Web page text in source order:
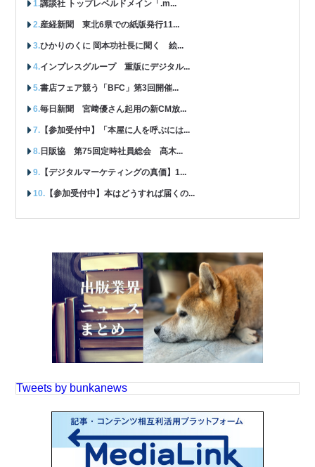
講談社 トップレベルドメイン「.m...
産経新聞 東北6県での紙版発行11...
ひかりのくに 岡本功社長に聞く 絵...
インプレスグループ 重版にデジタル...
書店フェア競う「BFC」第3回開催...
毎日新聞 宮﨑優さん起用の新CM放...
【参加受付中】「本屋に人を呼ぶには...
日販協 第75回定時社員総会 髙木...
【デジタルマーケティングの真価】1...
【参加受付中】本はどうすれば届くの...
Tweets by bunkanews